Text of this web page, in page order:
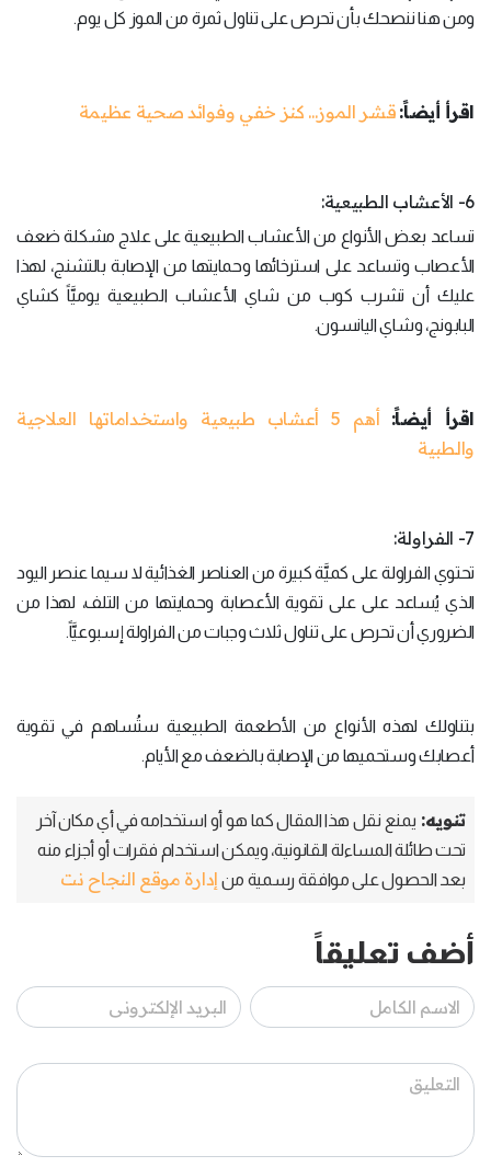
ومن هنا ننصحك بأن تحرص على تناول ثمرة من الموز كل يوم.
اقرأ أيضاً: قشر الموز... كنز خفي وفوائد صحية عظيمة
6- الأعشاب الطبيعية:
تساعد بعض الأنواع من الأعشاب الطبيعية على علاج مشكلة ضعف
الأعصاب وتساعد على استرخائها وحمايتها من الإصابة بالتشنج، لهذا
عليك أن تشرب كوب من شاي الأعشاب الطبيعية يوميَّاً كشاي
البابونج، وشاي اليانسون.
اقرأ أيضاً:
أهم 5 أعشاب طبيعية واستخداماتها العلاجية
والطبية
7- الفراولة:
تحتوي الفراولة على كميَّة كبيرة من العناصر الغذائية لا سيما عنصر اليود
الذي يُساعد على على تقوية الأعصابة وحمايتها من التلف، لهذا من
الضروري أن تحرص على تناول ثلاث وجبات من الفراولة إسبوعيَّاً.
بتناولك لهذه الأنواع من الأطعمة الطبيعية ستُساهم في تقوية
أعصابك وستحميها من الإصابة بالضعف مع الأيام.
تنويه: يمنع نقل هذا المقال كما هو أو استخدامه في أي مكان آخر
تحت طائلة المساءلة القانونية، ويمكن استخدام فقرات أو أجزاء منه
بعد الحصول على موافقة رسمية من إدارة موقع النجاح نت
أضف تعليقاً